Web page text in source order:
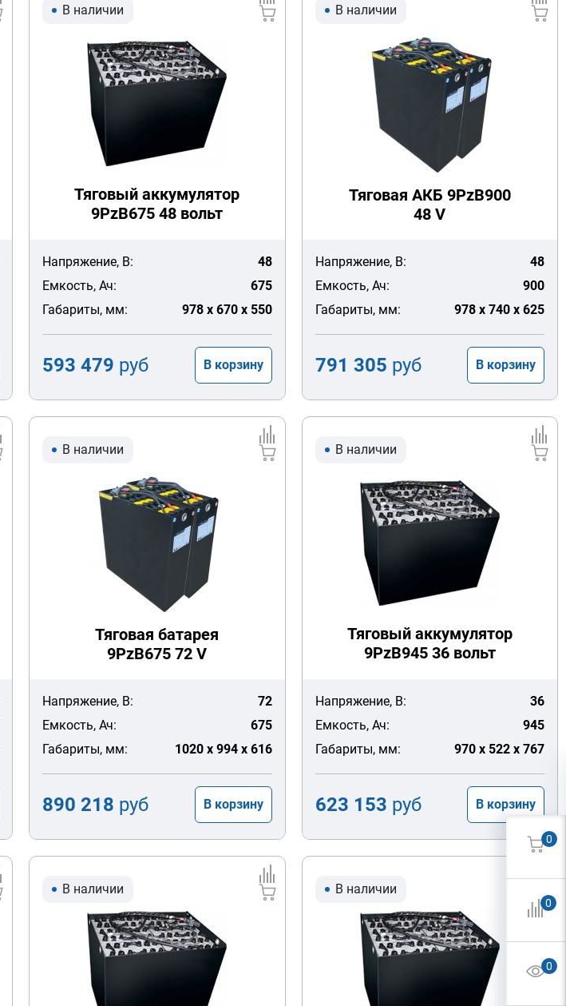
В наличии
Тяговый аккумулятор
9PzB675 48 вольт
Напряжение, В:
48
Емкость, Ач:
675
Габариты, мм:
978 x 670 x 550
593 479 руб В корзину
В наличии
Тяговая АКБ 9PzB900
48 V
Напряжение, В:
48
Емкость, Ач:
900
Габариты, мм:
978 x 740 x 625
791 305 руб В корзину
В наличии
Тяговая батарея
9PzB675 72 V
Напряжение, В:
72
Емкость, Ач:
675
Габариты, мм:
1020 x 994 x 616
890 218 руб В корзину
В наличии
Тяговый аккумулятор
9PzB945 36 вольт
Напряжение, В:
36
Емкость, Ач:
945
Габариты, мм:
970 x 522 x 767
623 153 руб В корзину
В наличии В наличии
0
0
0